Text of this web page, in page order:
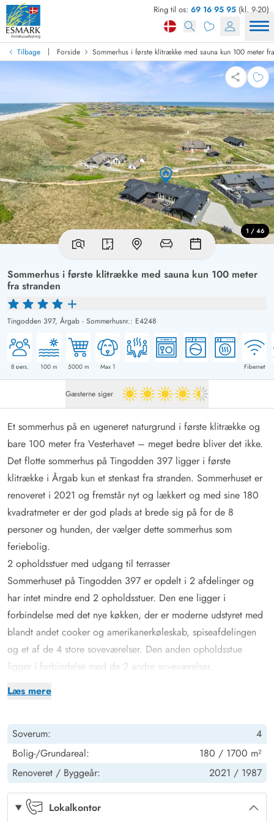
Ring til os: 69 16 95 95 (kl. 9-20)
Tilbage | Forside Sommerhus i første klitrække med sauna kun 100 meter
Sommerhus i første klitrække med sauna kun 100 meter
fra stranden
Tingodden 397, Årgab - Sommerhusnr.: E4248
8pers. 100 m 5000m Max 1 Fibernet
1 / 46
Gæsterne siger 4.5 ud af 5
Læs mere
Et sommerhus på en ugeneret naturgrund i første klitrække og
bare 100 meter fra Vesterhavet – meget bedre bliver det ikke.
Det flotte sommerhus på Tingodden 397 ligger i første
klitrække i Årgab kun et stenkast fra stranden. Sommerhuset er
renoveret i 2021 og fremstår nyt og lækkert og med sine 180
kvadratmeter er der god plads at brede sig på for de 8
personer og hunden, der vælger dette sommerhus som
feriebolig.
2 opholdsstuer med udgang til terrasser
Sommerhuset på Tingodden 397 er opdelt i 2 afdelinger og
har intet mindre end 2 opholdsstuer. Den ene ligger i
forbindelse med det nye køkken, der er moderne udstyret med
blandt andet cooker og amerikanerkøleskab, spiseafdelingen
og et af de 4 store soveværelser. Den anden opholdsstue
ligger i forbindelse med de 2 andre soveværelser.
I den ene opholdsstue er der brændeovn, så I kan skrue max
lille aktivitetsrum med et billiardbord.
For at gøre livet lettere og give jer mere tid til afslapning råder
feriehuset over flere moderne faciliteter. Der er blandt andet
opvaskemaskine, mikroovn, vaskemaskine og tørretumbler, så I
behøver ikke at rafle om opvasken eller spekulere over bunken
Soverum:
4
Bolig-/Grundareal:
180 / 1700 m²
Renoveret / Byggeår: 2021 / 1987
Lokalkontor